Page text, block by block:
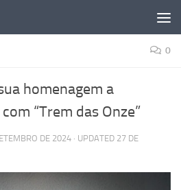
0
homenagem a
“Trem das Onze”
DE 2024 · UPDATED 27 DE